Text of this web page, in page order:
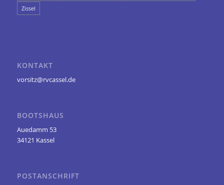
Zissel
KONTAKT
vorsitz@rvcassel.de
BOOTSHAUS
Auedamm 53
34121 Kassel
POSTANSCHRIFT